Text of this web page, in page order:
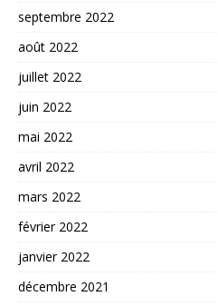
septembre 2022
août 2022
juillet 2022
juin 2022
mai 2022
avril 2022
mars 2022
février 2022
janvier 2022
décembre 2021